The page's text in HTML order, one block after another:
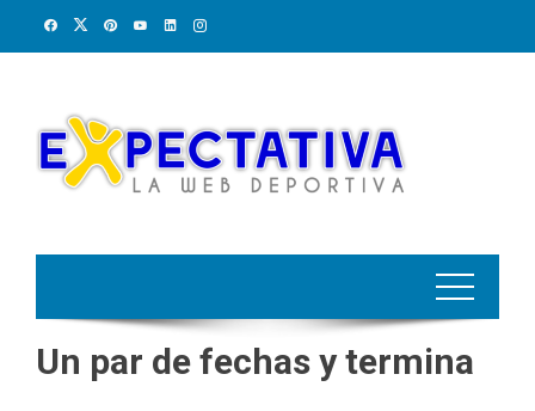
Un par de fechas y termina